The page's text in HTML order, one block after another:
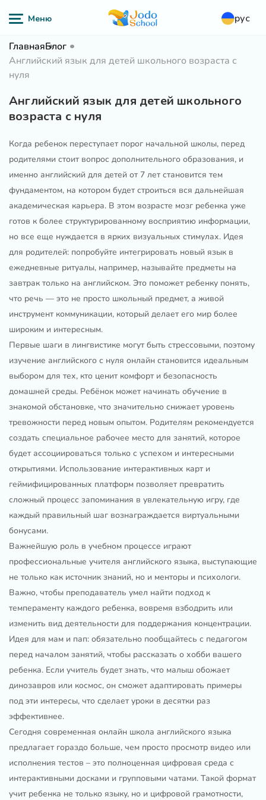
рус
ГлавнаяБлог
Английский язык для детей школьного возраста с
нуля
Английский язык для детей школьного
возраста с нуля
Когда ребенок переступает порог начальной школы, перед
родителями стоит вопрос дополнительного образования, и
именно английский для детей от 7 лет становится тем
фундаментом, на котором будет строиться вся дальнейшая
академическая карьера. В этом возрасте мозг ребенка уже
готов к более структурированному восприятию информации,
но все еще нуждается в ярких визуальных стимулах. Идея
для родителей: попробуйте интегрировать новый язык в
ежедневные ритуалы, например, называйте предметы на
завтрак только на английском. Это поможет ребенку понять,
что речь — это не просто школьный предмет, а живой
инструмент коммуникации, который делает его мир более
широким и интересным.
Первые шаги в лингвистике могут быть стрессовыми, поэтому
изучение английского с нуля онлайн становится идеальным
выбором для тех, кто ценит комфорт и безопасность
домашней среды. Ребёнок может начинать обучение в
знакомой обстановке, что значительно снижает уровень
тревожности перед новым опытом. Родителям рекомендуется
создать специальное рабочее место для занятий, которое
будет ассоциироваться только с успехом и интересными
открытиями. Использование интерактивных карт и
геймифицированных платформ позволяет превратить
сложный процесс запоминания в увлекательную игру, где
каждый правильный шаг вознаграждается виртуальными
бонусами.
Важнейшую роль в учебном процессе играют
профессиональные учителя английского языка, выступающие
не только как источник знаний, но и менторы и психологи.
Важно, чтобы преподаватель умел найти подход к
темпераменту каждого ребенка, вовремя взбодрить или
изменить вид деятельности для поддержания концентрации.
Идея для мам и пап: обязательно пообщайтесь с педагогом
перед началом занятий, чтобы рассказать о хобби вашего
ребенка. Если учитель будет знать, что малыш обожает
динозавров или космос, он сможет адаптировать примеры
под эти интересы, что сделает уроки в десятки раз
эффективнее.
Сегодня современная онлайн школа английского языка
предлагает гораздо больше, чем просто просмотр видео или
исполнения тестов – это полноценная цифровая среда с
интерактивными досками и групповыми чатами. Такой формат
учит ребенка не только языку, но и цифровой грамотности,